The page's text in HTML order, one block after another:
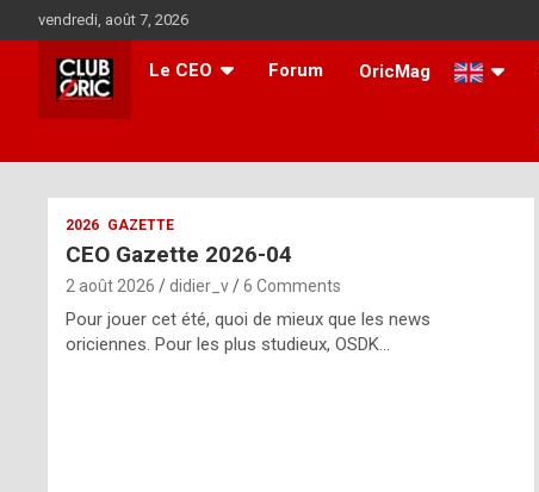
to
content
vendredi, août 7, 2026
Le CEO Forum OricMag
2026 GAZETTE
CEO Gazette 2026-04
2 août 2026 didier_v 6 Comments
Pour jouer cet été, quoi de mieux que les news
oriciennes. Pour les plus studieux, OSDK…